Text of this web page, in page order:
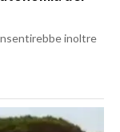
inoltre